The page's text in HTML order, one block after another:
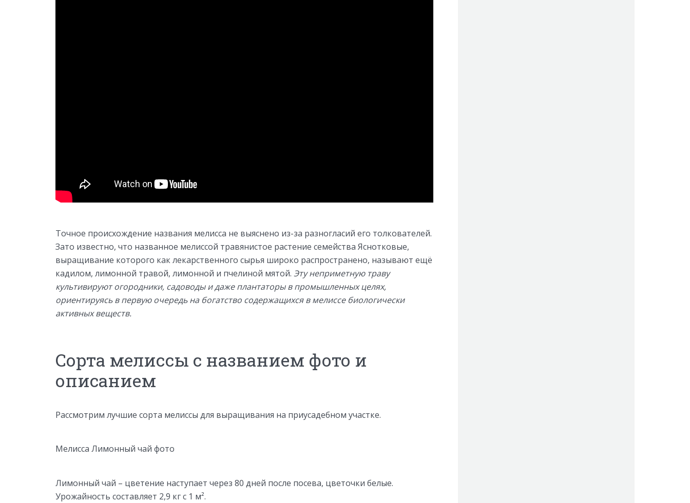
Точное происхождение названия мелисса не выяснено из-за разногласий его толкователей.
Зато известно, что названное мелиссой травянистое растение семейства Яснотковые,
выращивание которого как лекарственного сырья широко распространено, называют ещё
кадилом, лимонной травой, лимонной и пчелиной мятой. Эту неприметную траву
культивируют огородники, садоводы и даже плантаторы в промышленных целях,
ориентируясь в первую очередь на богатство содержащихся в мелиссе биологически
активных веществ.
Сорта мелиссы с названием фото и
описанием
Рассмотрим лучшие сорта мелиссы для выращивания на приусадебном участке.
Мелисса Лимонный чай фото
Лимонный чай – цветение наступает через 80 дней после посева, цветочки белые.
Урожайность составляет 2,9 кг с 1 м².